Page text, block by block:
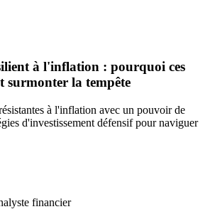
à l'inflation : pourquoi ces
surmonter la tempête
à l'inflation avec un pouvoir de
d'investissement défensif pour naviguer
financier